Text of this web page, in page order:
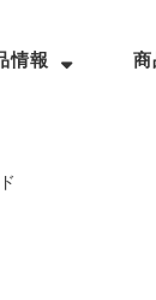
情報 商